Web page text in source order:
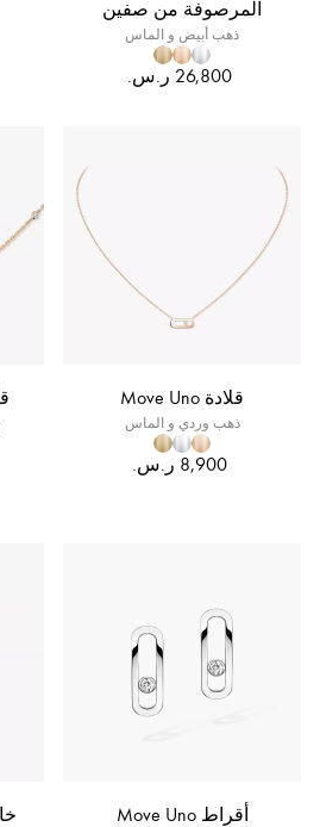
المرصوفة من صفين
ذهب أبيض و الماس
قلادة Move Uno
ذهب وردي و الماس
أقراط Move Uno